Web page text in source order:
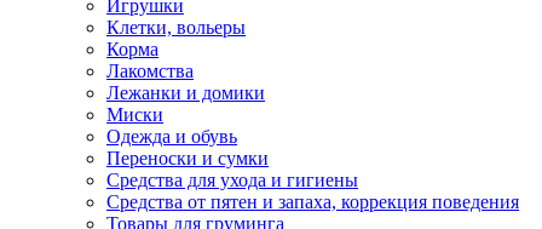
Игрушки
Клетки, вольеры
Корма
Лакомства
Лежанки и домики
Миски
Одежда и обувь
Переноски и сумки
Средства для ухода и гигиены
Средства от пятен и запаха, коррекция поведения
Товары для груминга